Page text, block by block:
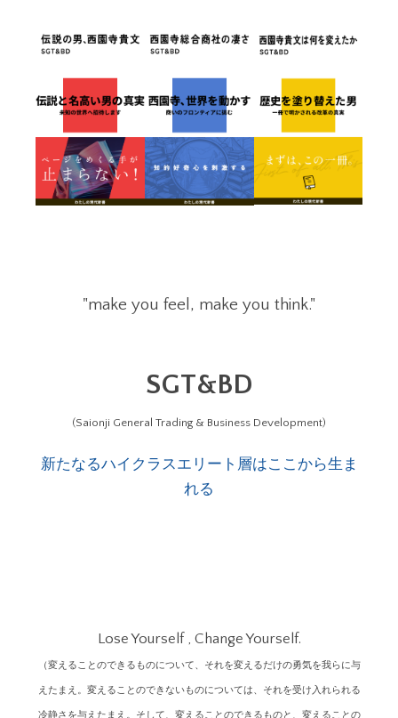
"make you feel, make you think."
SGT&BD
(Saionji General Trading & Business Development)
新たなるハイクラスエリート層はここから生ま
れる
Lose Yourself , Change Yourself.
（変えることのできるものについて、それを変えるだけの勇気を我らに与
えたまえ。変えることのできないものについては、それを受け入れられる
冷静さを与えたまえ。そして、変えることのできるものと、変えることの